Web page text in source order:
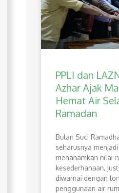
PPLI dan
Azhar Ajak
Hemat Air
Ramadan
Bulan Suci
seharusnya
menanamkan nilai-
kesederhanaan,
diwarnai dengan
penggunaan air